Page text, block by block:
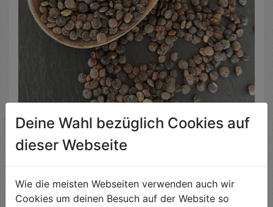
SCHNELLBERGER
Deine Wahl bezüglich Cookies auf
dieser Webseite
Wie die meisten Webseiten verwenden auch wir
Cookies um deinen Besuch auf der Website so